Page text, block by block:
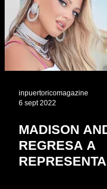
inpuertoricomagazine
6 sept 2022
MADISON
REGRESA A